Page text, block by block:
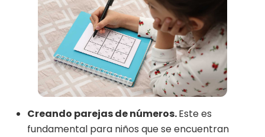
Creando parejas de números.Este es
fundamental para niños que se encuentran